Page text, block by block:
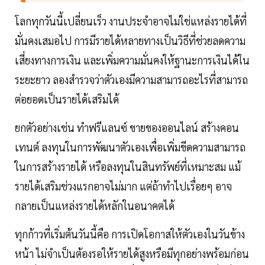
โลกทุกวันนี้เปลี่ยนเร็ว งานประจำอาจไม่ใช่แหล่งรายได้ที่
มั่นคงเสมอไป การมีรายได้หลายทางเป็นวิธีที่ช่วยลดความ
เสี่ยงทางการเงิน และเพิ่มความมั่นคงให้ฐานะการเงินได้ใน
ระยะยาว ลองสำรวจว่าตัวเองมีความสามารถอะไรที่สามารถ
ต่อยอดเป็นรายได้เสริมได้
ยกตัวอย่างเช่น ทำฟรีแลนซ์ ขายของออนไลน์ สร้างคอน
เทนต์ ลงทุนในการพัฒนาตัวเองเพื่อเพิ่มขีดความสามารถ
ในการสร้างรายได้ หรือลงทุนในสินทรัพย์ที่เหมาะสม แม้
รายได้เสริมช่วงแรกอาจไม่มาก แต่ถ้าทำไปเรื่อยๆ อาจ
กลายเป็นแหล่งรายได้หลักในอนาคตได้
ทุกก้าวที่เริ่มต้นวันนี้คือ การเปิดโอกาสให้ตัวเองในวันข้าง
หน้า ไม่จำเป็นต้องรอให้รายได้สูงหรือมีทุกอย่างพร้อมก่อน